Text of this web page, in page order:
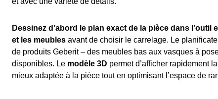
Dessinez d’abord le plan exact de la pièce dans l’outil
et les meubles avant de choisir le carrelage. Le
de produits Geberit – des meubles bas aux vasques à
disponibles. Le modèle 3D permet d’afficher rapidement
mieux adaptée à la pièce tout en optimisant l’espace de